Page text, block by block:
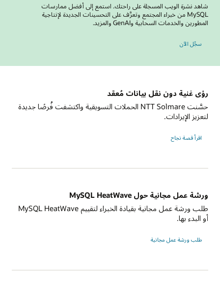
شاهد نشرة الويب المسجلة على راحتك. استمع إلى أفضل ممارسات
MySQL من خبراء المجتمع وتعرَّف على التحسينات الجديدة لإنتاجية
المطورين والخدمات السحابية وGenAI والمزيد.
سجِّل الآن
رؤى غنية دون نقل بيانات مُعقد
حسَّنت NTT Solmare الحملات التسويقية واكتشفت فُرصًا جديدة
لتعزيز الإيرادات.
اقرأ قصة نجاح
Solmare
ورشة عمل مجانية حول MySQL HeatWave
طلب ورشة عمل مجانية بقيادة الخبراء لتقييم MySQL HeatWave
أو البدء بها.
طلب ورشة عمل مجانية